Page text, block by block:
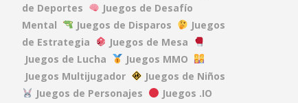
CLOVERPIT (Juego ..
8.63K
FNAF: Secret of the ..
13.1K
de Deportes
Juegos de Desafío
Mental
Juegos de Disparos
Juegos
de Estrategia
Juegos de Mesa
Juegos de Lucha
Juegos MMO
Juegos Multijugador
Juegos de Niños
Juegos de Personajes
Juegos .IO